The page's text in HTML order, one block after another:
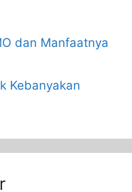
dan Manfaatnya
Kebanyakan